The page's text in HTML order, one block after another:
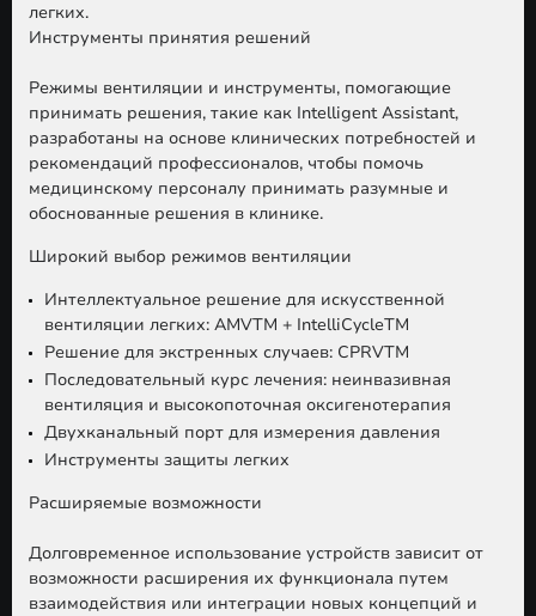
легких.
Инструменты принятия решений
Режимы вентиляции и инструменты, помогающие
принимать решения, такие как Intelligent Assistant,
разработаны на основе клинических потребностей и
рекомендаций профессионалов, чтобы помочь
медицинскому персоналу принимать разумные и
обоснованные решения в клинике.
Широкий выбор режимов вентиляции
Интеллектуальное решение для искусственной
вентиляции легких: AMVTM + IntelliCycleTM
Решение для экстренных случаев: CPRVTM
Последовательный курс лечения: неинвазивная
вентиляция и высокопоточная оксигенотерапия
Двухканальный порт для измерения давления
Инструменты защиты легких
Расширяемые возможности
Долговременное использование устройств зависит от
возможности расширения их функционала путем
взаимодействия или интеграции новых концепций и